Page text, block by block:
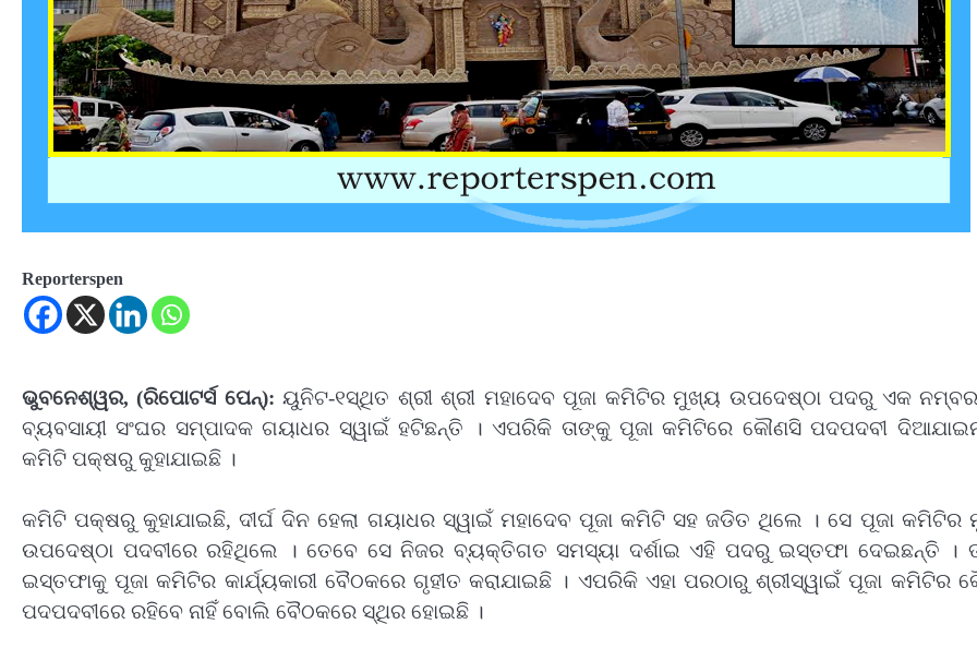
Reporterspen
ଭୁବନେଶ୍ୱର, (ରିପୋଟର୍ସ ପେନ୍‌): ୟୁନିଟ-୧ସ୍ଥିତ ଶ୍ରୀ ଶ୍ରୀ ମହାଦେବ ପୂଜା କମିଟିର ମୁଖ୍ୟ ଉପଦେଷ୍ଠା ପଦରୁ ଏକ ନମ୍ବର
ବ୍ୟବସାୟୀ ସଂଘର ସମ୍ପାଦକ ଗୟାଧର ସ୍ୱାଇଁ ହଟିଛନ୍ତି । ଏପରିକି ତାଙ୍କୁ ପୂଜା କମିଟିରେ କୌଣସି ପଦପଦବୀ
କମିଟି ପକ୍ଷରୁ କୁହାଯାଇଛି ।
କମିଟି ପକ୍ଷରୁ କୁହାଯାଇଛି, ଦୀର୍ଘ ଦିନ ହେଲା ଗୟାଧର ସ୍ୱାଇଁ ମହାଦେବ ପୂଜା କମିଟି ସହ ଜଡିତ ଥିଲେ । ସେ ପୂଜା କମିଟିର
ଉପଦେଷ୍ଠା ପଦବୀରେ ରହିଥିଲେ । ତେବେ ସେ ନିଜର ବ୍ୟକ୍ତିଗତ ସମସ୍ୟା ଦର୍ଶାଇ ଏହି ପଦରୁ ଇସ୍ତଫା ଦେଇଛନ୍ତି ।
ଇସ୍ତଫାକୁ ପୂଜା କମିଟିର କାର୍ଯ୍ୟକାରୀ ବୈଠକରେ ଗୃହୀତ କରାଯାଇଛି । ଏପରିକି ଏହା ପରଠାରୁ ଶ୍ରୀସ୍ୱାଇଁ ପୂଜା କମିଟିର
ପଦପଦବୀରେ ରହିବେ ନାହିଁ ବୋଲି ବୈଠକରେ ସ୍ଥିର ହୋଇଛି ।